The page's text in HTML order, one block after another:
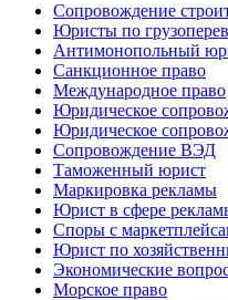
Сопровождение
Юристы по
Антимонопольный
Санкционное право
Международное право
Юридическое
Юридическое
Сопровождение ВЭД
Таможенный юрист
Маркировка рекламы
Юрист в сфере
Споры с
Юрист по
Экономические
Морское право